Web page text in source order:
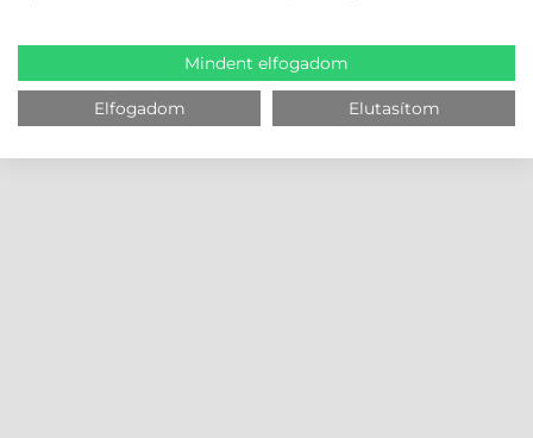
Mindent elfogadom
Elfogadom Elutasítom